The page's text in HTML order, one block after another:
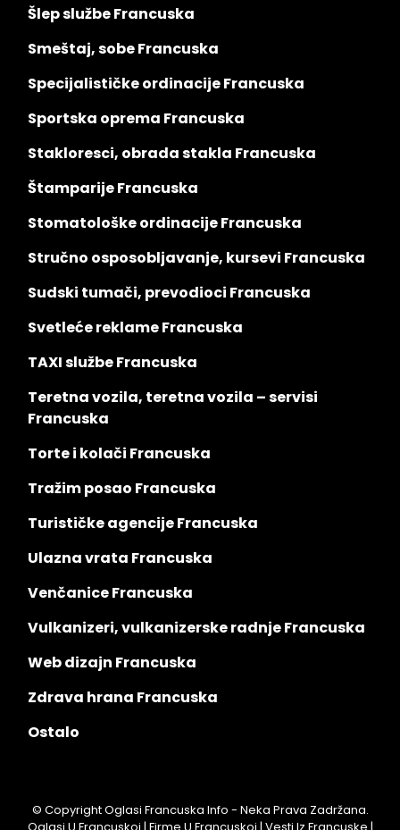
Šlep službe Francuska
Smeštaj, sobe Francuska
Specijalističke ordinacije Francuska
Sportska oprema Francuska
Stakloresci, obrada stakla Francuska
Štamparije Francuska
Stomatološke ordinacije Francuska
Stručno osposobljavanje, kursevi Francuska
Sudski tumači, prevodioci Francuska
Svetleće reklame Francuska
TAXI službe Francuska
Teretna vozila, teretna vozila – servisi
Francuska
Torte i kolači Francuska
Tražim posao Francuska
Turističke agencije Francuska
Ulazna vrata Francuska
Venčanice Francuska
Vulkanizeri, vulkanizerske radnje Francuska
Web dizajn Francuska
Zdrava hrana Francuska
Ostalo
© Copyright Oglasi Francuska Info - Neka Prava Zadržana.